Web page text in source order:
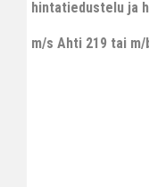
hintatiedustelu ja
m/s Ahti 219 tai m/